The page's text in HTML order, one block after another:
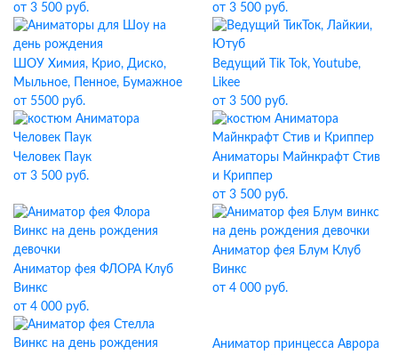
от 3 500 руб.
от 3 500 руб.
ШОУ Химия, Крио, Диско,
Мыльное, Пенное, Бумажное
от 5500 руб.
Ведущий Tik Tok, Youtube,
Likee
от 3 500 руб.
Человек Паук
от 3 500 руб.
Аниматоры Майнкрафт Стив
и Криппер
от 3 500 руб.
Аниматор фея ФЛОРА Клуб
Винкс
от 4 000 руб.
Аниматор фея Блум Клуб
Винкс
от 4 000 руб.
Аниматор принцесса Аврора